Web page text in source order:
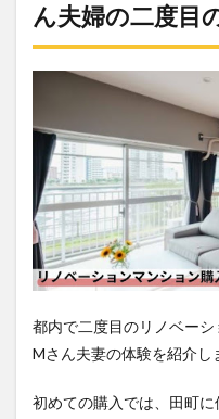
ん夫婦の二度目
都内で二度目のリノベー
Mさん夫妻の体験を紹介し
初めての購入では、田町